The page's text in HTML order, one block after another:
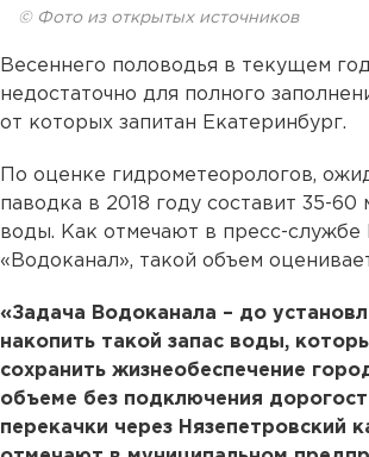
© Фото из открытых источников
Весеннего половодья в текущем
недостаточно для полного
от которых запитан Екатеринбург.
По оценке гидрометеорологов,
паводка в 2018 году составит 35-60
воды. Как отмечают в пресс-службе
«Водоканал», такой объем
«Задача Водоканала – до
накопить такой запас воды,
сохранить жизнеобеспечение
объеме без подключения
перекачки через Нязепетровский